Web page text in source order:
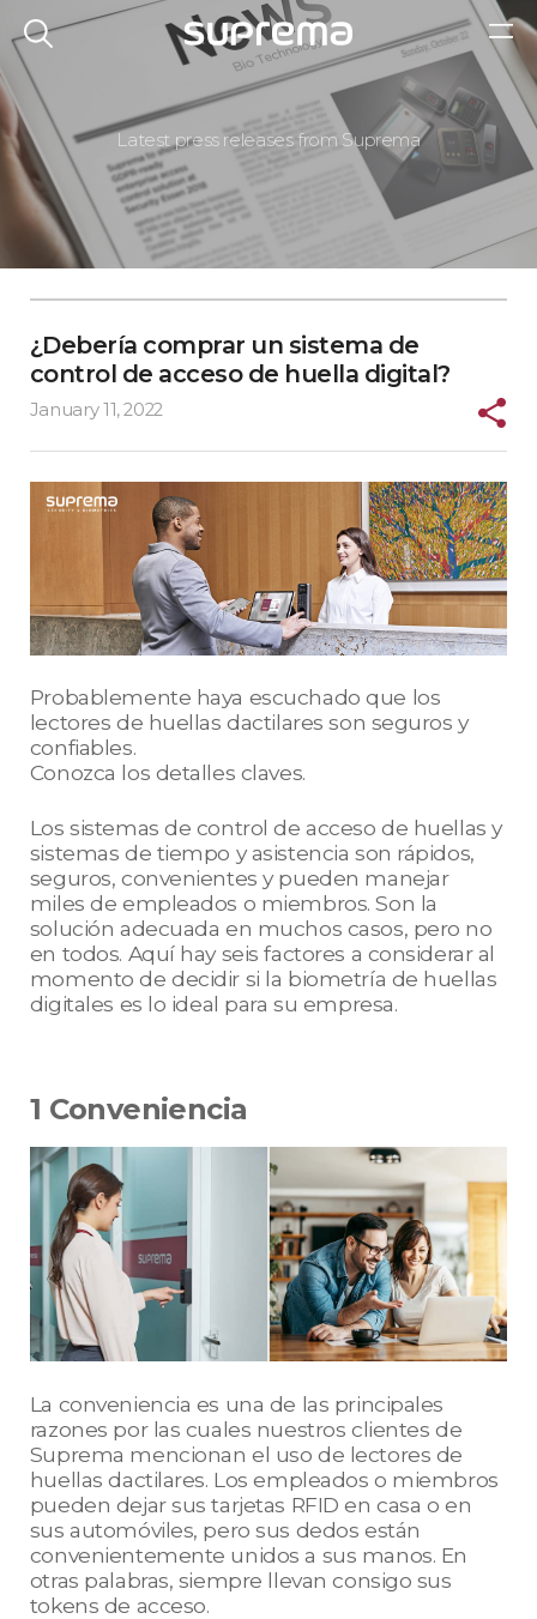
Latest press releases from Suprema
¿Debería comprar un sistema de
control de acceso de huella digital?
January 11, 2022
Probablemente haya escuchado que los
lectores de huellas dactilares son seguros y
confiables.
Conozca los detalles claves.
Los sistemas de control de acceso de huellas y
sistemas de tiempo y asistencia son rápidos,
seguros, convenientes y pueden manejar
miles de empleados o miembros. Son la
solución adecuada en muchos casos, pero no
en todos. Aquí hay seis factores a considerar al
momento de decidir si la biometría de huellas
digitales es lo ideal para su empresa.
1 Conveniencia
La conveniencia es una de las principales
razones por las cuales nuestros clientes de
Suprema mencionan el uso de lectores de
huellas dactilares. Los empleados o miembros
pueden dejar sus tarjetas RFID en casa o en
sus automóviles, pero sus dedos están
convenientemente unidos a sus manos. En
otras palabras, siempre llevan consigo sus
tokens de acceso.